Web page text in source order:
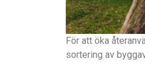
För att öka
sortering av